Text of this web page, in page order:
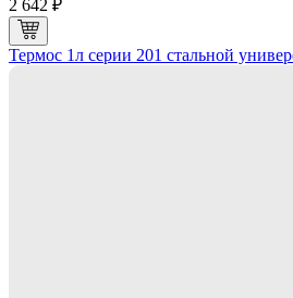
2 642 ₽
Термос 1л серии 201 стальной